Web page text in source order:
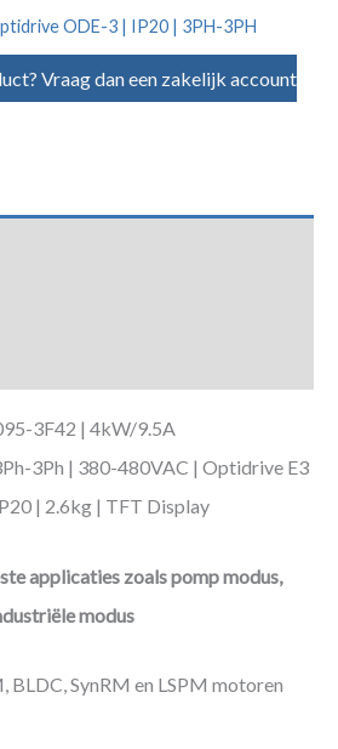
ODE-3 | IP20 | 3PH-3PH
Vraag dan een zakelijk account
3F42 | 4kW/9.5A
3Ph | 380-480VAC | Optidrive E3
| 2.6kg | TFT Display
applicaties zoals pomp modus,
modus
SynRM en LSPM motoren